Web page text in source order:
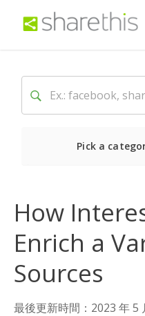
Pick a
How
Enrich a
Sources
最後更新時間：2023 年 5